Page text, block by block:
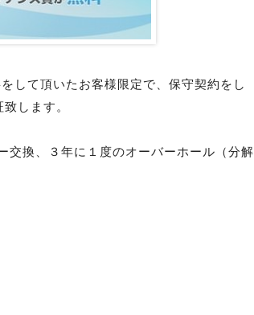
して頂いたお客様限定で、保守契約をし
致します。
交換、３年に１度のオーバーホール（分解